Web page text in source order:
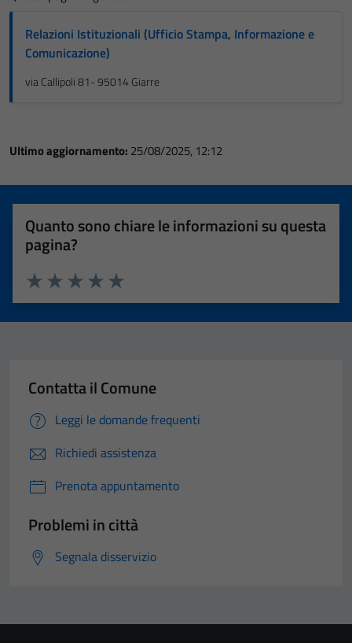
Relazioni Istituzionali (Ufficio Stampa, Informazione e
Comunicazione)
via Callipoli 81- 95014 Giarre
Ultimo aggiornamento: 25/08/2025, 12:12
Quanto sono chiare le informazioni su questa
pagina?
Valuta 5 stelle su 5
Valuta 4 stelle su 5
Valuta 3 stelle su 5
Valuta 2 stelle su 5
Valuta 1 stelle su 5
Contatta il Comune
Leggi le domande frequenti
Richiedi assistenza
Prenota appuntamento
Problemi in città
Segnala disservizio